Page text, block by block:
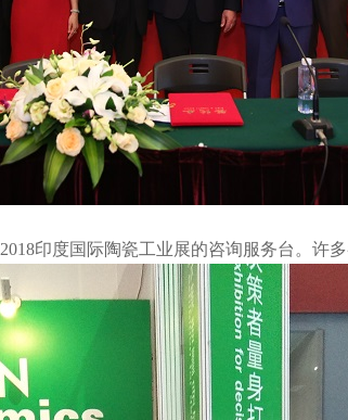
2018印度国际陶瓷工业展的咨询服务台。许